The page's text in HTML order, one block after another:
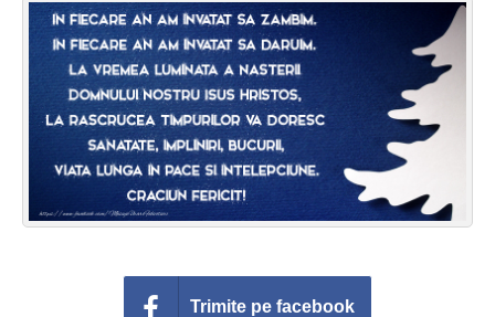
Felicitari muzicale
Felicitari muzicale personalizate
Felicitari animate
Invitatii personalizate
Trimite pe facebook